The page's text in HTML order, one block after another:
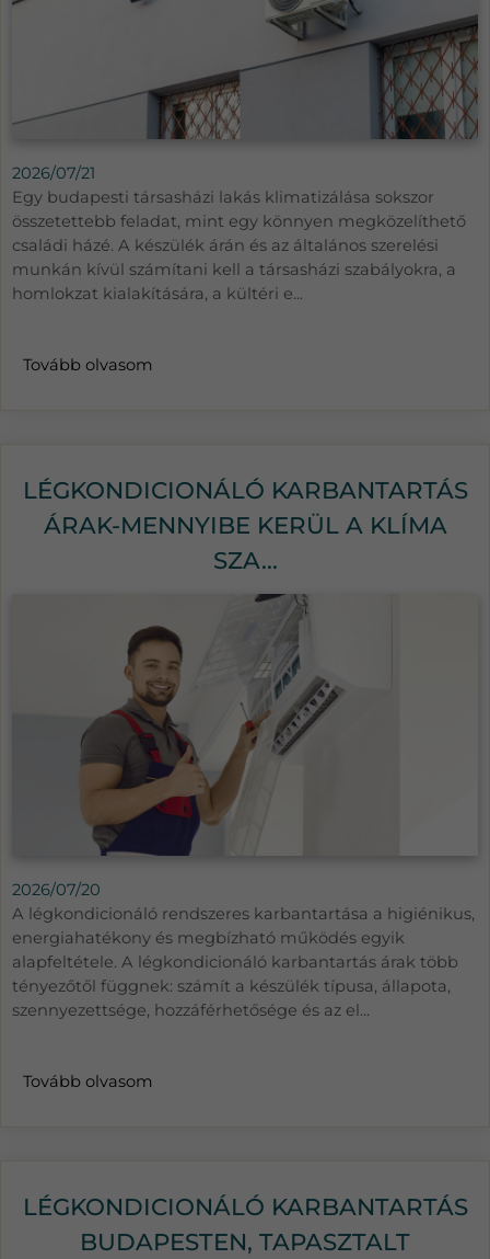
2026/07/21
Egy budapesti társasházi lakás klimatizálása sokszor
összetettebb feladat, mint egy könnyen megközelíthető
családi házé. A készülék árán és az általános szerelési
munkán kívül számítani kell a társasházi szabályokra, a
homlokzat kialakítására, a kültéri e...
Tovább olvasom
LÉGKONDICIONÁLÓ KARBANTARTÁS
ÁRAK-MENNYIBE KERÜL A KLÍMA
SZA...
2026/07/20
A légkondicionáló rendszeres karbantartása a higiénikus,
energiahatékony és megbízható működés egyik
alapfeltétele. A légkondicionáló karbantartás árak több
tényezőtől függnek: számít a készülék típusa, állapota,
szennyezettsége, hozzáférhetősége és az el...
Tovább olvasom
LÉGKONDICIONÁLÓ KARBANTARTÁS
BUDAPESTEN, TAPASZTALT